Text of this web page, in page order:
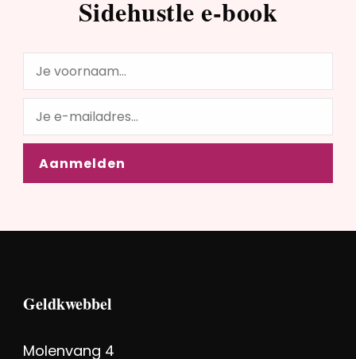
Sidehustle e-book
Geldkwebbel
Molenvang 4